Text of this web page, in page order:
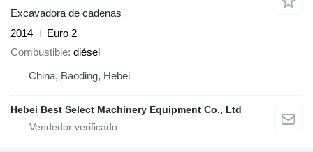
Excavadora de cadenas
2014
Euro 2
Combustible diésel
China, Baoding, Hebei
Hebei Best Select Machinery Equipment Co., Ltd